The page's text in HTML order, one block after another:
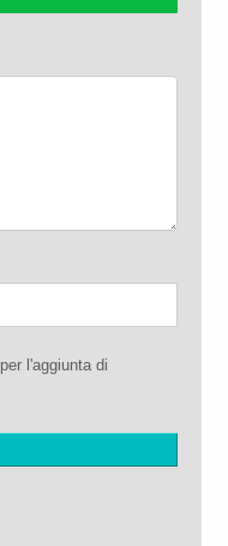
per l'aggiunta di